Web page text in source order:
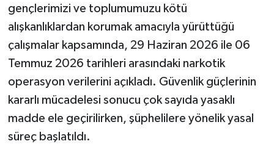
gençlerimizi ve toplumumuzu kötü
alışkanlıklardan korumak amacıyla yürüttüğü
çalışmalar kapsamında, 29 Haziran 2026 ile 06
Temmuz 2026 tarihleri arasındaki narkotik
operasyon verilerini açıkladı. Güvenlik güçlerinin
kararlı mücadelesi sonucu çok sayıda yasaklı
madde ele geçirilirken, şüphelilere yönelik yasal
süreç başlatıldı.
Yaşam
KAHRAMANMARAŞ